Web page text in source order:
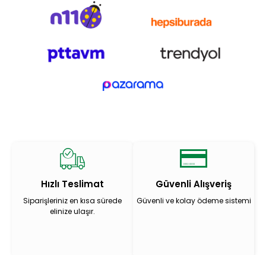
Hızlı Teslimat
Siparişleriniz en kısa sürede
elinize ulaşır.
Güvenli Alışveriş
Güvenli ve kolay ödeme sistemi